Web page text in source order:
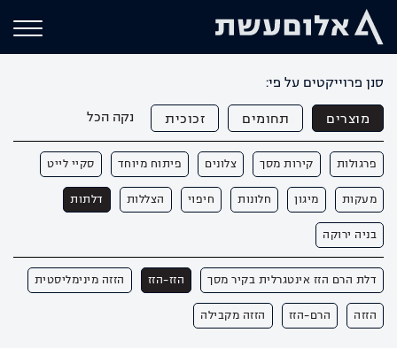
סנן פרוייקטים על פי:
מוצרים תחומים זכוכית נקה הכל
פרגולות קירות מסך צלונים פיתוח מיוחד סקיי לייט
מעקות מיגון חלונות חיפוי הצללות דלתות
בניה ירוקה
דלת הרם הזז אינטגרלית בקיר מסך הזז-הזז הזזה מינימליסטית
הזזה הרם-הזז הזזה מקבילה